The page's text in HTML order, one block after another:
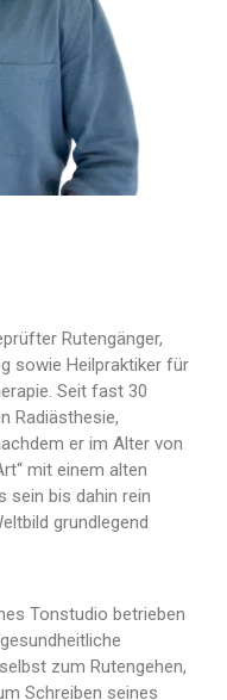
Rutengänger,
sowie Heilpraktiker für
Seit fast 30
Radiästhesie,
er im Alter von
mit einem alten
sein bis dahin rein
grundlegend
Tonstudio betrieben
zum Rutengehen,
Schreiben seines